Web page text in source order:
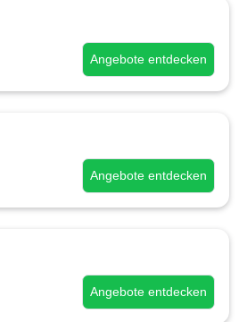
Angebote entdecken
Angebote entdecken
Angebote entdecken